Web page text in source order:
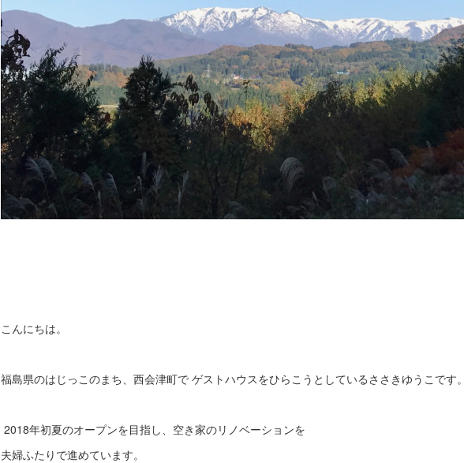
こんにちは。
福島県のはじっこのまち、西会津町で ゲストハウスをひらこうとしているささきゆうこです。
2018年初夏のオープンを目指し、空き家のリノベーションを
夫婦ふたりで進めています。